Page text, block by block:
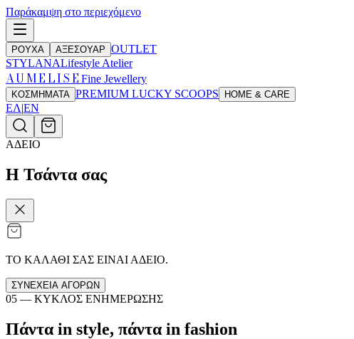
Παράκαμψη στο περιεχόμενο
ΡΟΥΧΑ ΑΞΕΣΟΥΑΡ OUTLET
STYLANALifestyle Atelier
AUMELISEFine Jewellery
ΚΟΣΜΗΜΑΤΑ PREMIUM LUCKY SCOOPS HOME & CARE
ΕΛ|EN
ΑΔΕΙΟ
Η Τσάντα σας
ΤΟ ΚΑΛΑΘΙ ΣΑΣ ΕΙΝΑΙ ΑΔΕΙΟ.
ΣΥΝΕΧΕΙΑ ΑΓΟΡΩΝ
05 — ΚΥΚΛΟΣ ΕΝΗΜΕΡΩΣΗΣ
Πάντα in style, πάντα in fashion